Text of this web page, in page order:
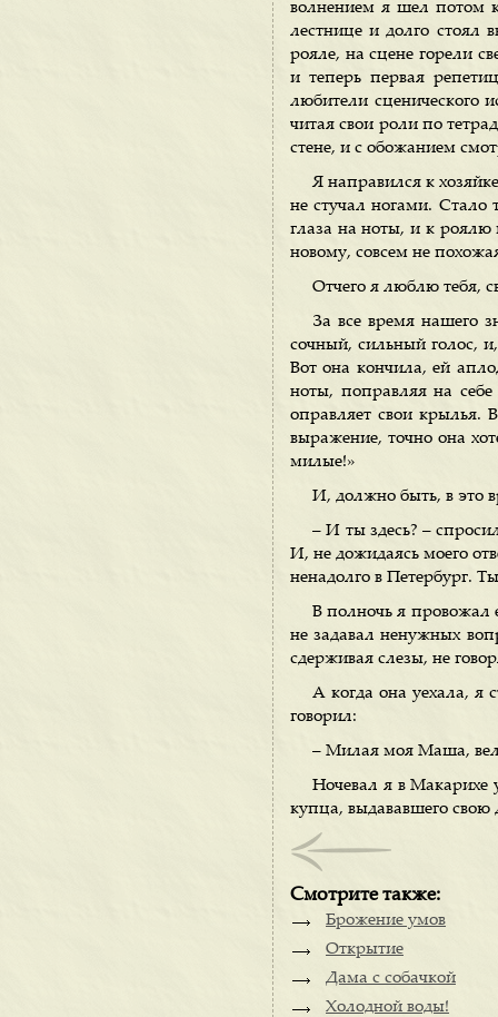
волнением я шел потом
лестнице и долго стоял
рояле, на сцене горели
и теперь первая
любители сценического
читая свои роли по
стене, и с обожанием
Я направился к
не стучал ногами. Стало
глаза на ноты, и к роялю
новому, совсем не
Отчего я люблю тебя,
За все время нашего
сочный, сильный голос,
Вот она кончила, ей
ноты, поправляя на себе
оправляет свои крылья.
выражение, точно она
милые!»
И, должно быть, в это
– И ты здесь? –
И, не дожидаясь моего
ненадолго в Петербург.
В полночь я провожал
не задавал ненужных
сдерживая слезы, не
А когда она уехала, я
говорил:
– Милая моя Маша,
Ночевал я в Макарихе
купца, выдававшего свою
Смотрите также:
Брожение умов
Открытие
Дама с собачкой
Холодной воды!